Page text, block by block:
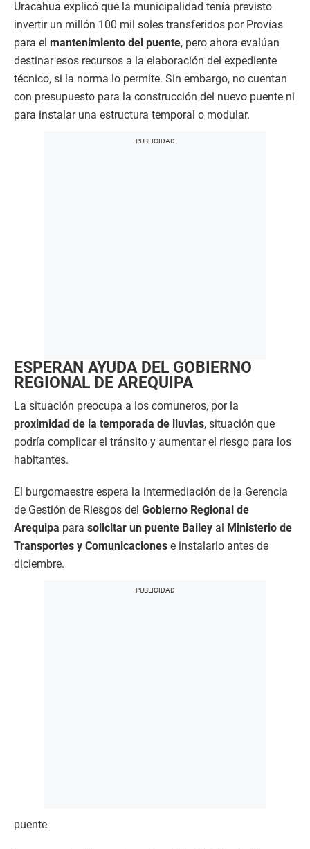
Uracahua explicó que la municipalidad tenía previsto
invertir un millón 100 mil soles transferidos por Provías
para el mantenimiento del puente, pero ahora evalúan
destinar esos recursos a la elaboración del expediente
técnico, si la norma lo permite. Sin embargo, no cuentan
con presupuesto para la construcción del nuevo puente ni
para instalar una estructura temporal o modular.
ESPERAN AYUDA DEL GOBIERNO
REGIONAL DE AREQUIPA
La situación preocupa a los comuneros, por la
proximidad de la temporada de lluvias, situación que
podría complicar el tránsito y aumentar el riesgo para los
habitantes.
El burgomaestre espera la intermediación de la Gerencia
de Gestión de Riesgos del Gobierno Regional de
Arequipa para solicitar un puente Bailey al Ministerio de
Transportes y Comunicaciones e instalarlo antes de
diciembre.
puente